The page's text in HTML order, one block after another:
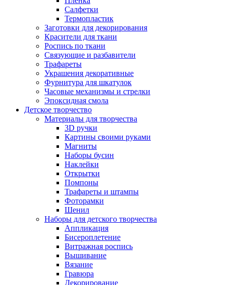
Салфетки
Термопластик
Заготовки для декорирования
Красители для ткани
Роспись по ткани
Связующие и разбавители
Трафареты
Украшения декоративные
Фурнитура для шкатулок
Часовые механизмы и стрелки
Эпоксидная смола
Детское творчество
Материалы для творчества
3D ручки
Картины своими руками
Магниты
Наборы бусин
Наклейки
Открытки
Помпоны
Трафареты и штампы
Фоторамки
Шенил
Наборы для детского творчества
Аппликация
Бисероплетение
Витражная роспись
Вышивание
Вязание
Гравюра
Декорирование